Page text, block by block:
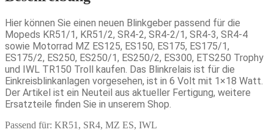
Hier können Sie einen neuen Blinkgeber passend für die
Mopeds KR51/1, KR51/2, SR4-2, SR4-2/1, SR4-3, SR4-4
sowie Motorrad MZ ES125, ES150, ES175, ES175/1,
ES175/2, ES250, ES250/1, ES250/2, ES300, ETS250 Trophy
und IWL TR150 Troll kaufen. Das Blinkrelais ist für die
Einkreisblinkanlagen vorgesehen, ist in 6 Volt mit 1×18 Watt.
Der Artikel ist ein Neuteil aus aktueller Fertigung, weitere
Ersatzteile finden Sie in unserem Shop.
Passend für: KR51, SR4, MZ ES, IWL